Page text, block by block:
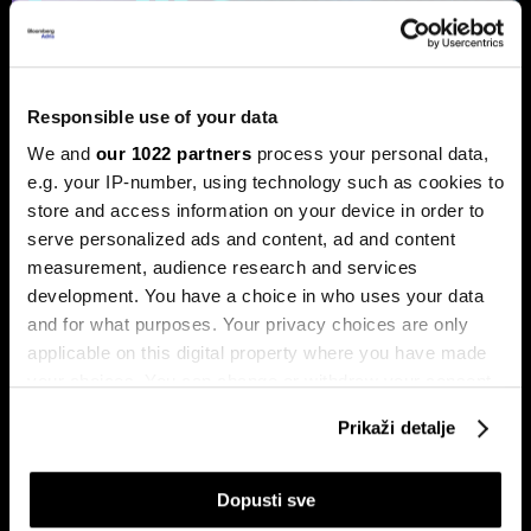
Responsible use of your data
We and our 1022 partners process your personal data,
e.g. your IP-number, using technology such as cookies to
store and access information on your device in order to
serve personalized ads and content, ad and content
measurement, audience research and services
development. You have a choice in who uses your data
and for what purposes. Your privacy choices are only
applicable on this digital property where you have made
If you allow, we would also like to:
Prikaži detalje
Dopusti sve
Ljeto na burzama: Psihologija
Povijesni podaci pokazuju da su lipanj i srpanj mjeseci s
najmanjom volatilnošću na burzama.
regionalni prvaci nižu rekorde